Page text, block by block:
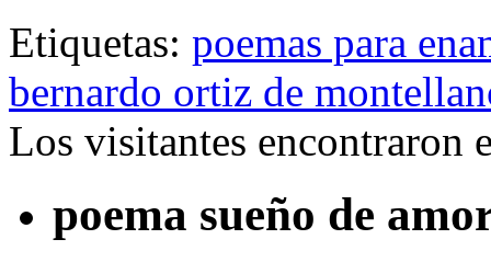
Etiquetas: poemas para
bernardo ortiz de
Los visitantes encontraron
poema sueño de